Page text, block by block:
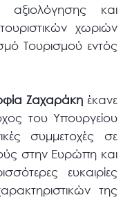
αξιολόγησης και
χωριών
Τουρισμού εντός
Ζαχαράκη έκανε
του Υπουργείου
συμμετοχές σε
στην Ευρώπη και
ευκαιρίες
της